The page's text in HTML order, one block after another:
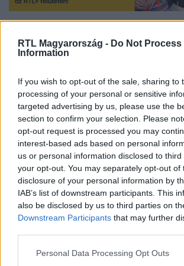
RTL Magyarország - Do Not
Information
If you wish to opt-out of the sale, sharing to
processing of your personal or sensitive
targeted advertising by us, please use the
section to confirm your selection. Please
opt-out request is processed you may
interest-based ads based on personal
us or personal information disclosed to
your opt-out. You may separately opt-out of
disclosure of your personal information by
IAB’s list of downstream participants. This
also be disclosed by us to third parties on
Downstream Participants that may further
Please note that this website/app uses one
Personal Data Processing Opt Outs
Itt állítsd be, hogy az RTL.hu az
legyen a Google-találatokban!
Facebookon is!